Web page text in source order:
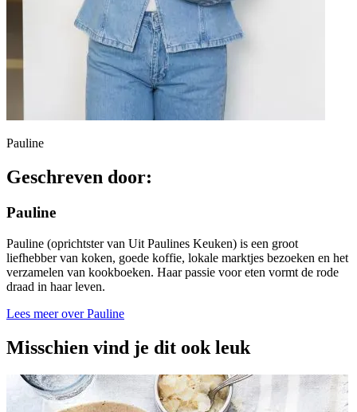
Pauline
Geschreven door:
Pauline
Pauline (oprichtster van Uit Paulines Keuken) is een groot
liefhebber van koken, goede koffie, lokale marktjes bezoeken en het
verzamelen van kookboeken. Haar passie voor eten vormt de rode
draad in haar leven.
Lees meer over Pauline
Misschien vind je dit ook leuk